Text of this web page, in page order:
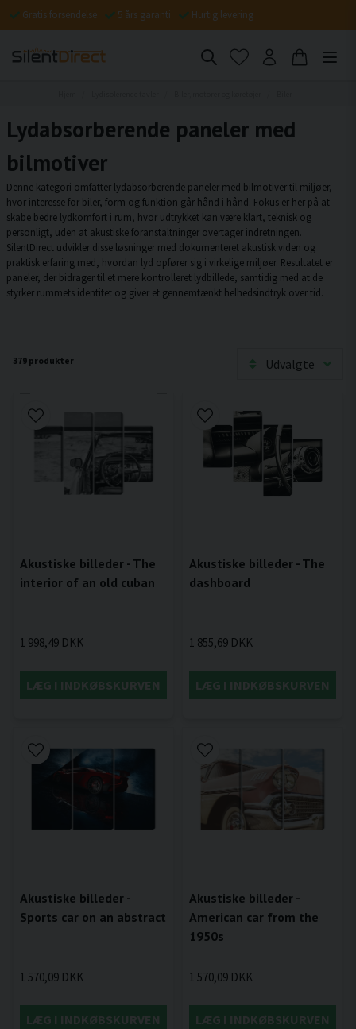
Gratis forsendelse 5 års garanti Hurtig levering
Lydabsorberende paneler med
bilmotiver
Denne kategori omfatter lydabsorberende paneler med bilmotiver til miljøer,
hvor interesse for biler, form og funktion går hånd i hånd. Fokus er her på at
skabe bedre lydkomfort i rum, hvor udtrykket kan være klart, teknisk og
personligt, uden at akustiske foranstaltninger overtager indretningen.
SilentDirect udvikler disse løsninger med dokumenteret akustisk viden og
praktisk erfaring med, hvordan lyd opfører sig i virkelige miljøer. Resultatet er
paneler, der bidrager til et mere kontrolleret lydbillede, samtidig med at de
styrker rummets identitet og giver et gennemtænkt helhedsindtryk over tid.
379 produkter Udvalgte
Akustiske billeder - The
interior of an old cuban
1 998,49 DKK
LÆG I INDKØBSKURVEN
Akustiske billeder - The
dashboard
1 855,69 DKK
LÆG I INDKØBSKURVEN
Akustiske billeder -
Sports car on an abstract
1 570,09 DKK
LÆG I INDKØBSKURVEN
Akustiske billeder -
American car from the
1950s
1 570,09 DKK
LÆG I INDKØBSKURVEN